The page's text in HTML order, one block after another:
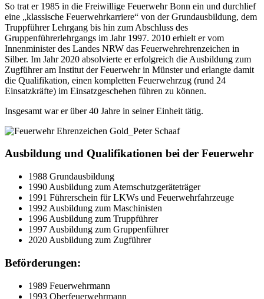
So trat er 1985 in die Freiwillige Feuerwehr Bonn ein und durchlief
eine „klassische Feuerwehrkarriere“ von der Grundausbildung, dem
Truppführer Lehrgang bis hin zum Abschluss des
Gruppenführerlehrgangs im Jahr 1997. 2010 erhielt er vom
Innenminister des Landes NRW das Feuerwehrehrenzeichen in
Silber. Im Jahr 2020 absolvierte er erfolgreich die Ausbildung zum
Zugführer am Institut der Feuerwehr in Münster und erlangte damit
die Qualifikation, einen kompletten Feuerwehrzug (rund 24
Einsatzkräfte) im Einsatzgeschehen führen zu können.
Insgesamt war er über 40 Jahre in seiner Einheit tätig.
Ausbildung und Qualifikationen bei der Feuerwehr
1988 Grundausbildung
1990 Ausbildung zum Atemschutzgeräteträger
1991 Führerschein für LKWs und Feuerwehrfahrzeuge
1992 Ausbildung zum Maschinisten
1996 Ausbildung zum Truppführer
1997 Ausbildung zum Gruppenführer
2020 Ausbildung zum Zugführer
Beförderungen:
1989 Feuerwehrmann
1993 Oberfeuerwehrmann